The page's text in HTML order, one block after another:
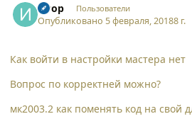
Игор Пользователи
Опубликовано 5 февраля, 20188 г.
Как войти в настройки мастера нет
Вопрос по корректней можно?
мк2003.2 как поменять код на свой